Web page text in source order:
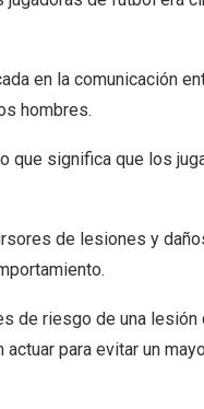
en la comunicación
hombres.
que significa que los
de lesiones y
de riesgo de una lesión
para evitar un